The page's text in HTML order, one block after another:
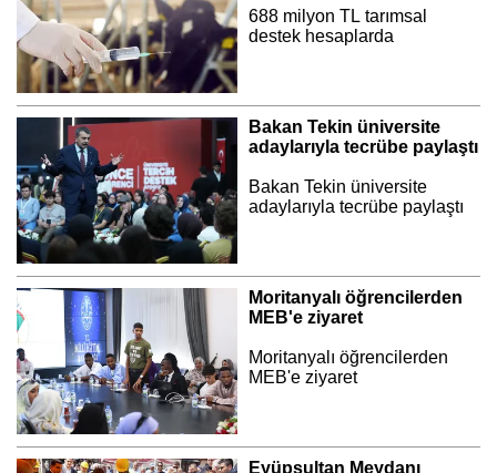
688 milyon TL tarımsal
destek hesaplarda
Bakan Tekin üniversite
adaylarıyla tecrübe paylaştı
Bakan Tekin üniversite
adaylarıyla tecrübe paylaştı
Moritanyalı öğrencilerden
MEB'e ziyaret
Moritanyalı öğrencilerden
MEB'e ziyaret
Eyüpsultan Meydanı